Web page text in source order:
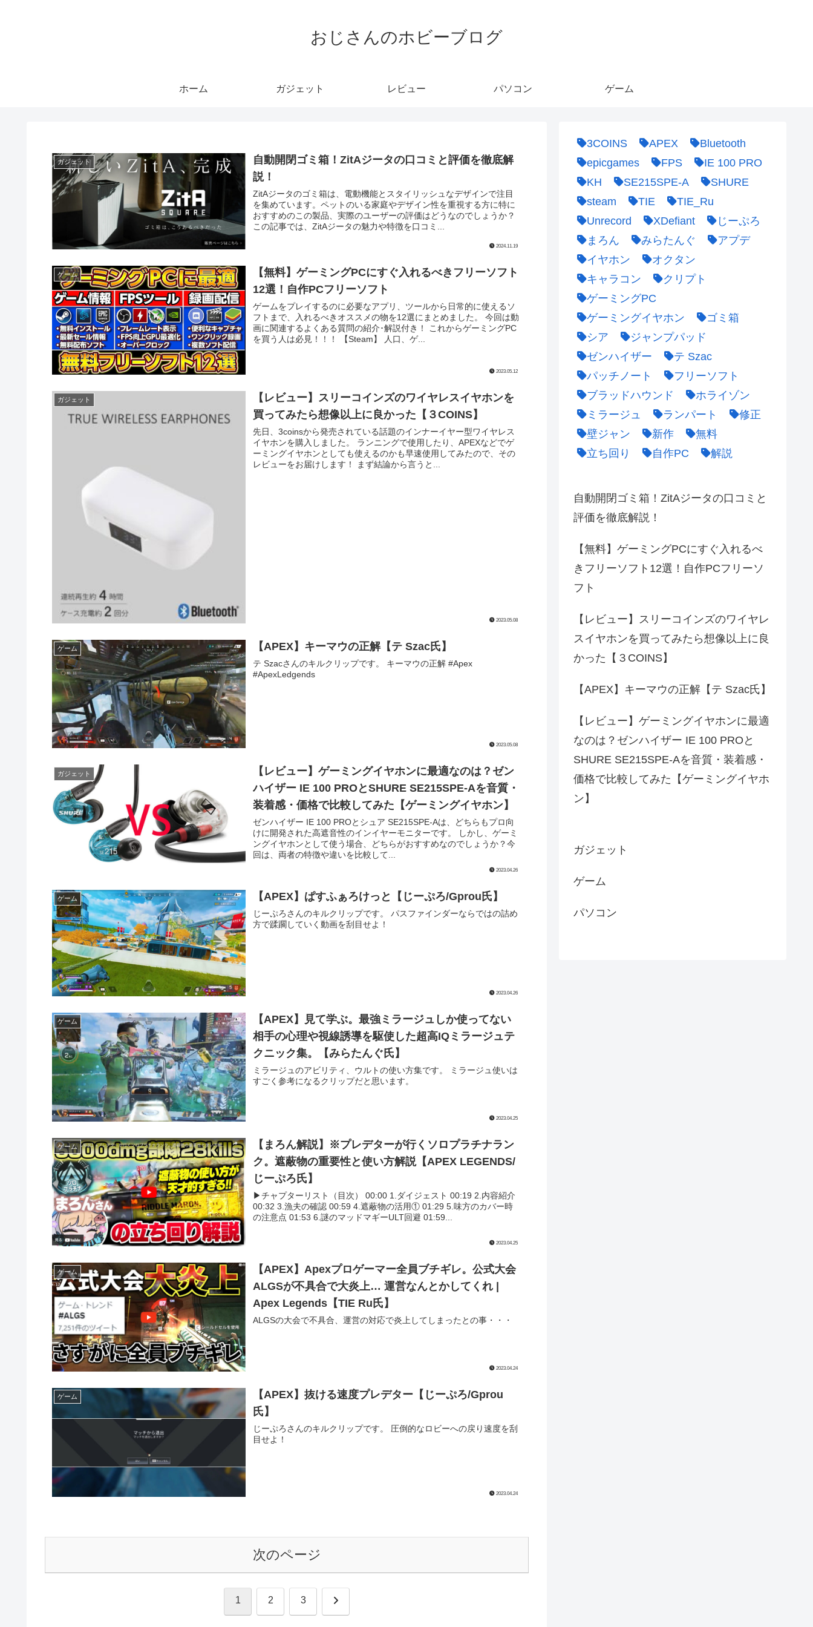
おじさんのホビーブログ
ホーム ガジェット レビュー パソコン ゲーム
ガジェット
自動開閉ゴミ箱！ZitAジータの口コミと評価を徹底解
説！
ZitAジータのゴミ箱は、電動機能とスタイリッシュなデザインで注目
を集めています。ペットのいる家庭やデザイン性を重視する方に特に
おすすめのこの製品、実際のユーザーの評価はどうなのでしょうか？
この記事では、ZitAジータの魅力や特徴を口コミ...
2024.11.19
ゲーム
【無料】ゲーミングPCにすぐ入れるべきフリーソフト
12選！自作PCフリーソフト
ゲームをプレイするのに必要なアプリ、ツールから日常的に使えるソ
フトまで、入れるべきオススメの物を12選にまとめました。 今回は動
画に関連するよくある質問の紹介･解説付き！ これからゲーミングPC
を買う人は必見！！！ 【Steam】 人口、ゲ...
2023.05.12
ガジェット
【レビュー】スリーコインズのワイヤレスイヤホンを
買ってみたら想像以上に良かった【３COINS】
先日、3coinsから発売されている話題のインナーイヤー型ワイヤレス
イヤホンを購入しました。 ランニングで使用したり、APEXなどでゲ
ーミングイヤホンとしても使えるのかも早速使用してみたので、その
レビューをお届けします！ まず結論から言うと...
2023.05.08
ゲーム 【APEX】キーマウの正解【テ Szac氏】
テ Szacさんのキルクリップです。 キーマウの正解 #Apex
#ApexLedgends
2023.05.08
ガジェット
【レビュー】ゲーミングイヤホンに最適なのは？ゼン
ハイザー IE 100 PROとSHURE SE215SPE-Aを音質・
装着感・価格で比較してみた【ゲーミングイヤホン】
ゼンハイザー IE 100 PROとシュア SE215SPE-Aは、どちらもプロ向
けに開発された高遮音性のインイヤーモニターです。 しかし、ゲーミ
ングイヤホンとして使う場合、どちらがおすすめなのでしょうか？今
回は、両者の特徴や違いを比較して...
2023.04.26
ゲーム 【APEX】ぱすふぁろけっと【じーぷろ/Gprou氏】
じーぷろさんのキルクリップです。 パスファインダーならではの詰め
方で蹂躙していく動画を刮目せよ！
2023.04.26
ゲーム
【APEX】見て学ぶ。最強ミラージュしか使ってない
相手の心理や視線誘導を駆使した超高IQミラージュテ
クニック集。【みらたんぐ氏】
ミラージュのアビリティ、ウルトの使い方集です。 ミラージュ使いは
すごく参考になるクリップだと思います。
2023.04.25
ゲーム
【まろん解説】※プレデターが行くソロプラチナラン
ク。遮蔽物の重要性と使い方解説【APEX LEGENDS/
じーぷろ氏】
▶︎チャプターリスト（目次） 00:00 1.ダイジェスト 00:19 2.内容紹介
00:32 3.漁夫の確認 00:59 4.遮蔽物の活用① 01:29 5.味方のカバー時
の注意点 01:53 6.謎のマッドマギーULT回避 01:59...
2023.04.25
ゲーム
【APEX】Apexプロゲーマー全員ブチギレ。公式大会
ALGSが不具合で大炎上… 運営なんとかしてくれ |
Apex Legends【TIE Ru氏】
ALGSの大会で不具合、運営の対応で炎上してしまったとの事・・・
2023.04.24
ゲーム
【APEX】抜ける速度プレデター【じーぷろ/Gprou
氏】
じーぷろさんのキルクリップです。 圧倒的なロビーへの戻り速度を刮
目せよ！
2023.04.24
次のページ
1 2 3 次
3COINS APEX
Bluetooth
epicgames
FPS
IE 100 PRO
KH
SE215SPE-A
SHURE
steam
TIE
TIE_Ru
Unrecord
XDefiant
じーぷろ
まろん
みらたんぐ
アプデ
イヤホン
オクタン
キャラコン
クリプト
ゲーミングPC
ゲーミングイヤホン
ゴミ箱
シア
ジャンプパッド
ゼンハイザー
テ Szac
パッチノート
フリーソフト
ブラッドハウンド
ホライゾン
ミラージュ
ランパート
修正
壁ジャン
新作
無料
立ち回り
自作PC 解説
自動開閉ゴミ箱！ZitAジータの口コミと
評価を徹底解説！
【無料】ゲーミングPCにすぐ入れるべ
きフリーソフト12選！自作PCフリーソ
フト
【レビュー】スリーコインズのワイヤレ
スイヤホンを買ってみたら想像以上に良
かった【３COINS】
【APEX】キーマウの正解【テ Szac氏】
【レビュー】ゲーミングイヤホンに最適
なのは？ゼンハイザー IE 100 PROと
SHURE SE215SPE-Aを音質・装着感・
価格で比較してみた【ゲーミングイヤホ
ン】
ガジェット
ゲーム
パソコン